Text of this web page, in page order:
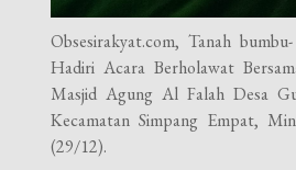
Obsesirakyat.com, Tanah
Hadiri Acara Berholawat
Masjid Agung Al Falah Desa
Kecamatan Simpang Empat,
(29/12).